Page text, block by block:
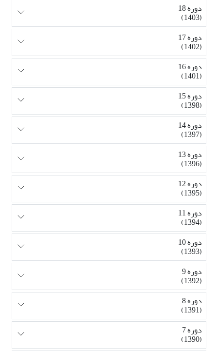
دوره 18
(1403)
دوره 17
(1402)
دوره 16
(1401)
دوره 15
(1398)
دوره 14
(1397)
دوره 13
(1396)
دوره 12
(1395)
دوره 11
(1394)
دوره 10
(1393)
دوره 9
(1392)
دوره 8
(1391)
دوره 7
(1390)